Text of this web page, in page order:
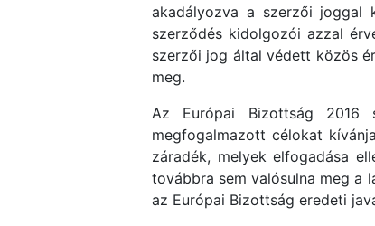
akadályozva a szerzői joggal
szerződés kidolgozói azzal
szerzői jog által védett közös
meg.
Az Európai Bizottság 2016
megfogalmazott célokat
záradék, melyek elfogadása
továbbra sem valósulna meg a
az Európai Bizottság eredeti